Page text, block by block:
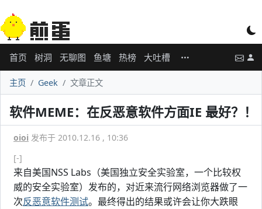
首页 树洞 无聊图 鱼塘 热榜 大吐槽
主页 Geek 文章正文
软件MEME：在反恶意软件方面IE 最好？！
oioi 发布于 2010.12.16 , 10:36
[-]
来自美国NSS Labs（美国独立安全实验室，一个比较权
威的安全实验室）发布的，对近来流行网络浏览器做了一
次反恶意软件测试。最终得出的结果或许会让你大跌眼